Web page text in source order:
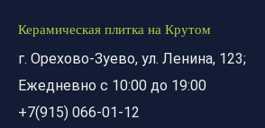
Керамическая плитка на Крутом
г. Орехово-Зуево, ул. Ленина, 123;
Ежедневно с 10:00 до 19:00
+7(915) 066-01-12